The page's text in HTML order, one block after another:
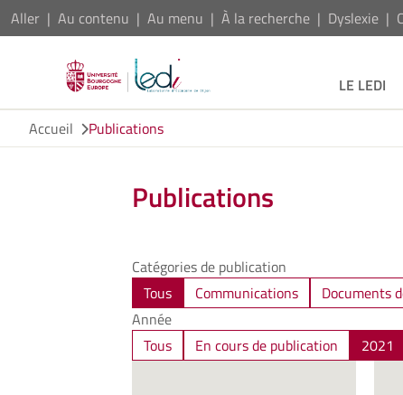
Aller Au contenu Au menu À la recherche Dyslexie
LE LEDI
Accueil
Publications
Publications
Catégories de publication
Tous
Communications Documents
Année
Tous
En cours de publication 2021